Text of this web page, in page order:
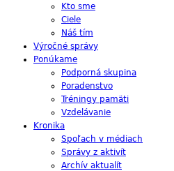
Kto sme
Ciele
Náš tím
Výročné správy
Ponúkame
Podporná skupina
Poradenstvo
Tréningy pamäti
Vzdelávanie
Kronika
Spoľach v médiach
Správy z aktivít
Archív aktualít